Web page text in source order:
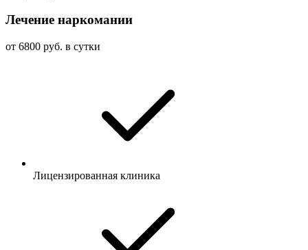
Лечение наркомании
от 6800 руб. в сутки
Лицензированная клиника